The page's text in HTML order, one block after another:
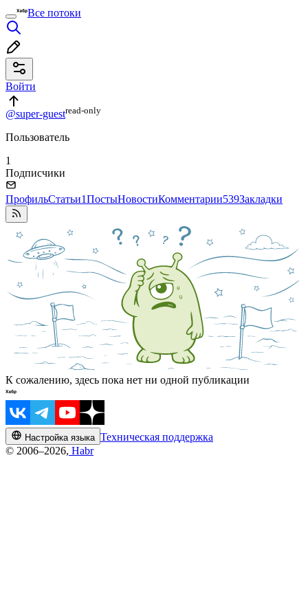
Все потоки
Войти
@super-guestread⁠-⁠only
Пользователь
1
Подписчики
ПрофильСтатьи1ПостыНовостиКомментарии539Закладки
К сожалению, здесь пока нет ни одной публикации
Настройка языка Техническая поддержка
© 2006–2026, Habr